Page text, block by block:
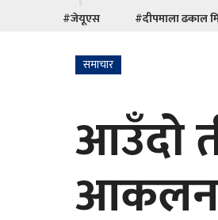
#जेयूएस
#दीपमाला ढकाल
समाचार
आउँदो
आकलन